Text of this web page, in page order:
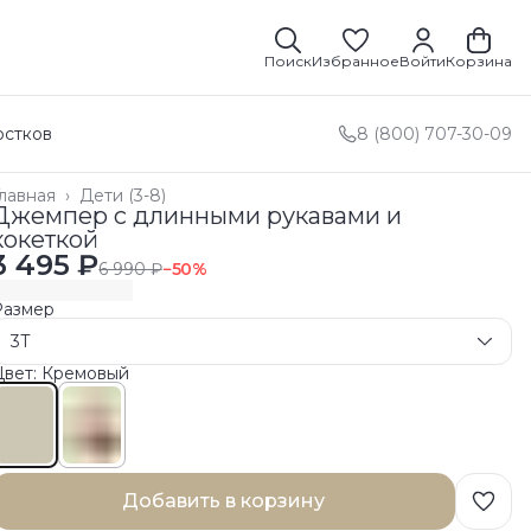
ПоискИзбранноеВойтиКорзина
8 (800) 707-30-09
Дети (3-8)
›
с длинными рукавами и
495 ₽6 990 ₽−50%
3T
Кремовый
Добавить в корзину